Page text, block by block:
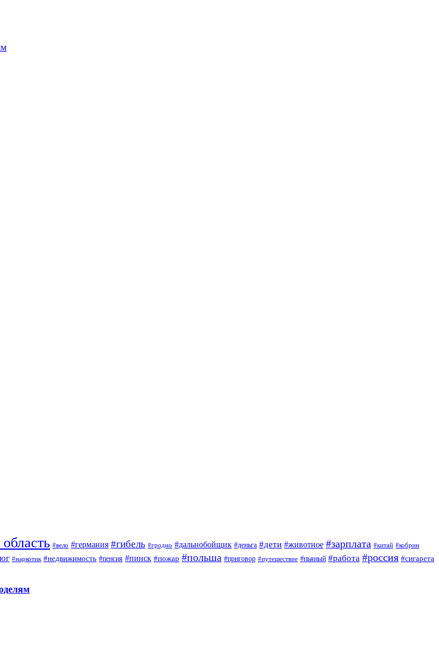
#вело #германия #гибель #гродно #дальнобойщик #деньга #дети #животное #зарплата #китай #кобрин
#наркотик #недвижимость #пенсия #пинск #пожар #польша #приговор #путешествие #пьяный #работа #россия #сигарета